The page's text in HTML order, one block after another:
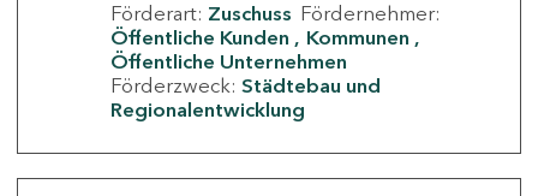
Förderart: Zuschuss Fördernehmer:
Öffentliche Kunden
Kommunen
Öffentliche Unternehmen
Förderzweck: Städtebau und
Regionalentwicklung